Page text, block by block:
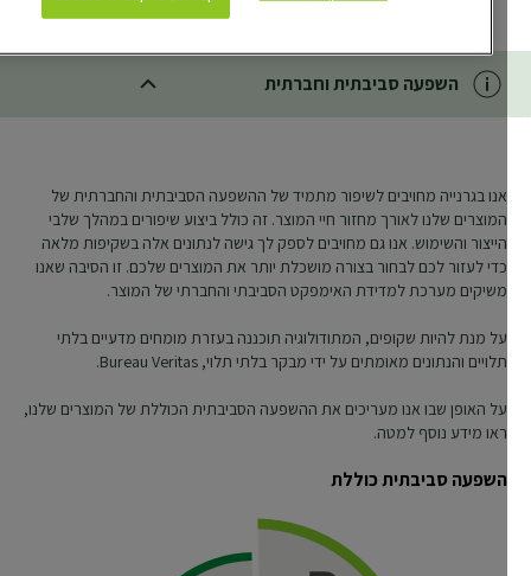
השפעה סביבתית וחברתית
אנו בגרנייה מחויבים לשיפור מתמיד של ההשפעה הסביבתית והחברתית של
המוצרים שלנו לאורך מחזור חיי המוצר. זה כולל ביצוע שיפורים במהלך שלבי
הייצור והשימוש. אנו גם מחויבים לספק לך גישה לנתונים אלה בשקיפות מלאה
כדי לעזור לכם לבחור בצורה מושכלת יותר את המוצרים שלכם. זו הסיבה שאנו
משיקים מערכת למדידת האימפקט הסביבתי והחברתי של המוצר.
על מנת להיות שקופים, המתודולוגיה תוכננה בעזרת מומחים מדעיים בלתי
תלויים והנתונים מאומתים על ידי מבקר בלתי תלוי, Bureau Veritas.
על האופן שבו אנו מעריכים את ההשפעה הסביבתית הכוללת של המוצרים שלנו,
ראו מידע נוסף למטה.
השפעה סביבתית כוללת